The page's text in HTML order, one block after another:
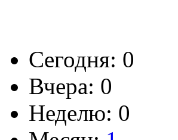
Сегодня: 0
Вчера: 0
Неделю: 0